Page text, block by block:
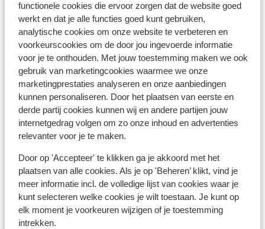
functionele cookies die ervoor zorgen dat de website goed
werkt en dat je alle functies goed kunt gebruiken,
analytische cookies om onze website te verbeteren en
voorkeurscookies om de door jou ingevoerde informatie
voor je te onthouden. Met jouw toestemming maken we ook
gebruik van marketingcookies waarmee we onze
marketingprestaties analyseren en onze aanbiedingen
kunnen personaliseren. Door het plaatsen van eerste en
derde partij cookies kunnen wij en andere partijen jouw
internetgedrag volgen om zo onze inhoud en advertenties
relevanter voor je te maken.
Door op 'Accepteer' te klikken ga je akkoord met het
plaatsen van alle cookies. Als je op 'Beheren’ klikt, vind je
meer informatie incl. de volledige lijst van cookies waar je
kunt selecteren welke cookies je wilt toestaan. Je kunt op
elk moment je voorkeuren wijzigen of je toestemming
intrekken.
Mon Repo Secret Suites
Villa Tireda
Lesante Cape – The Leading Hotels of the World
Aparthotel Porto Davia
Hotel Contessina
Suites Mon Repo
Villa's Anogia met privézwembad